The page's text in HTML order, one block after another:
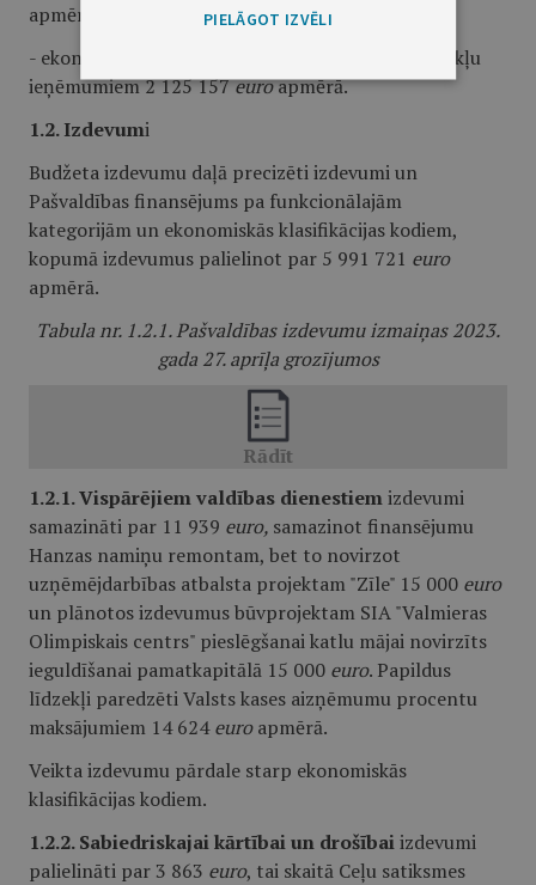
apmērā;
- ekonomiskā klasifikācijas koda korekcija uz nodokļu
ieņēmumiem 2 125 157euroapmērā.
1.2. Izdevumi
Budžeta izdevumu daļā precizēti izdevumi un
Pašvaldības finansējums pa funkcionālajām
kategorijām un ekonomiskās klasifikācijas kodiem,
kopumā izdevumus palielinot par 5 991 721 euro
apmērā.
Tabula nr. 1.2.1. Pašvaldības izdevumu izmaiņas 2023.
gada 27. aprīļa grozījumos
1.2.1. Vispārējiem valdības dienestiemizdevumi
samazināti par 11 939 euro, samazinot finansējumu
Hanzas namiņu remontam, bet to novirzot
uzņēmējdarbības atbalsta projektam "Zīle" 15 000 euro
un plānotos izdevumus būvprojektam SIA "Valmieras
Olimpiskais centrs" pieslēgšanai katlu mājai novirzīts
ieguldīšanai pamatkapitālā 15 000 euro. Papildus
līdzekļi paredzēti Valsts kases aizņēmumu procentu
maksājumiem 14 624euroapmērā.
Veikta izdevumu pārdale starp ekonomiskās
klasifikācijas kodiem.
1.2.2. Sabiedriskajai kārtībai un drošībaiizdevumi
palielināti par 3 863 euro, tai skaitā Ceļu satiksmes
PIELĀGOT IZVĒLI